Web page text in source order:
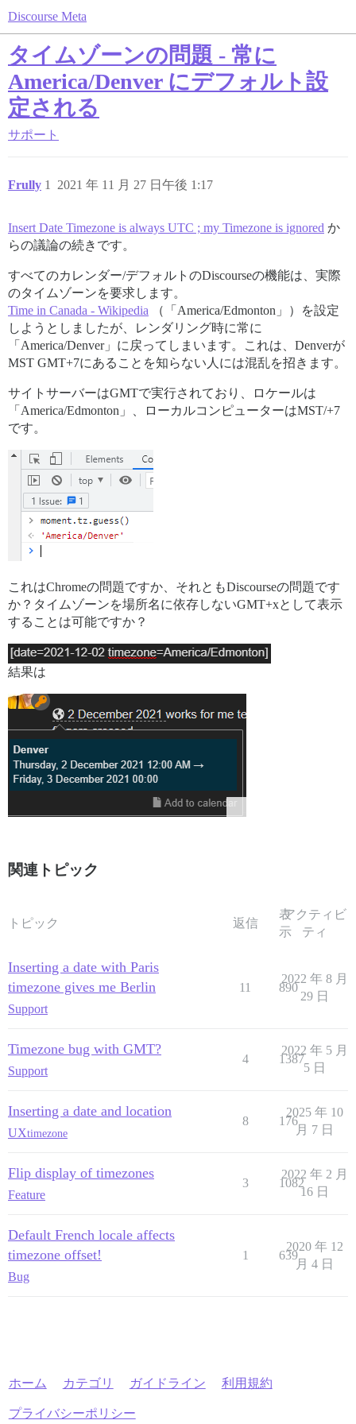
Discourse Meta
タイムゾーンの問題 - 常に
America/Denver にデフォルト設
定される
サポート
Frully 2021 年 11 月 27 日午後 1:17
1
Insert Date Timezone is always UTC ; my Timezone is ignored か
らの議論の続きです。
すべてのカレンダー/デフォルトのDiscourseの機能は、実際
のタイムゾーンを要求します。
Time in Canada - Wikipedia （「America/Edmonton」）を設定
しようとしましたが、レンダリング時に常に
「America/Denver」に戻ってしまいます。これは、Denverが
MST GMT+7にあることを知らない人には混乱を招きます。
サイトサーバーはGMTで実行されており、ロケールは
「America/Edmonton」、ローカルコンピューターはMST/+7
です。
これはChromeの問題ですか、それともDiscourseの問題です
か？タイムゾーンを場所名に依存しないGMT+xとして表示
することは可能ですか？
結果は
関連トピック
トピック 返信
表
示
アクティビ
ティ
Inserting a date with Paris
timezone gives me Berlin
Support
11 890
2022 年 8 月
29 日
Timezone bug with GMT?
Support
4 1387
2022 年 5 月
5 日
Inserting a date and location
UXtimezone
8 176
2025 年 10
月 7 日
Flip display of timezones
Feature
3 1082
2022 年 2 月
16 日
Default French locale affects
timezone offset!
Bug
1 639
2020 年 12
月 4 日
ホーム カテゴリ ガイドライン 利用規約
プライバシーポリシー